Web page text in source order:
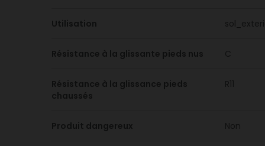
Utilisation
Résistance à la glissante pieds nus C
Résistance à la glissance pieds
chaussés
R11
Produit dangereux Non